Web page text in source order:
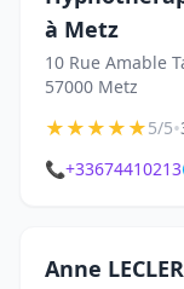
à Metz
10 Rue Amable
57000 Metz
★★★★★5/5•
📞+33674410213
Anne